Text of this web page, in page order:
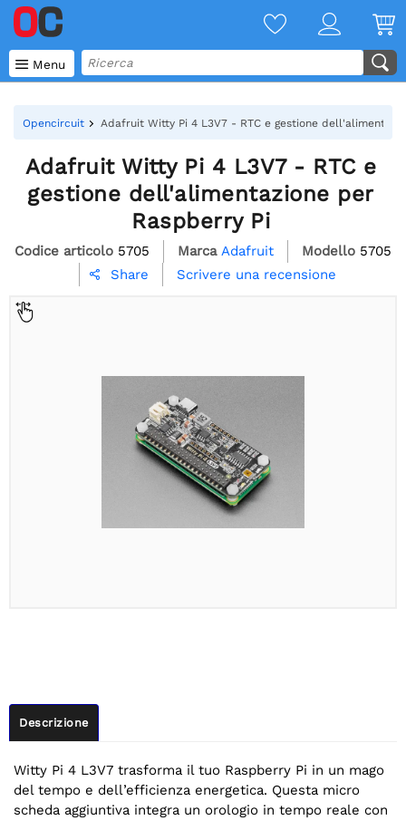
 Menu
Opencircuit Adafruit Witty Pi 4 L3V7 - RTC e gestione
Adafruit Witty Pi 4 L3V7 - RTC e
gestione dell'alimentazione per
Raspberry Pi
Codice articolo 5705 Marca Adafruit Modello 5705
 Share Scrivere una recensione
Descrizione
Witty Pi 4 L3V7 trasforma il tuo Raspberry Pi in un mago
del tempo e dell’efficienza energetica. Questa micro
scheda aggiuntiva integra un orologio in tempo reale con